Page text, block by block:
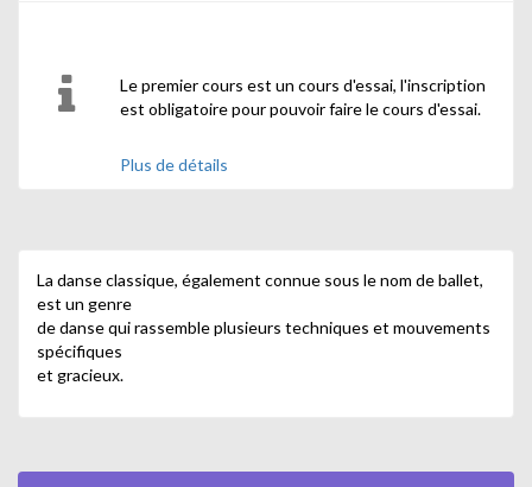
Le premier cours est un cours d'essai, l'inscription
est obligatoire pour pouvoir faire le cours d'essai.
Plus de détails
La danse classique, également connue sous le nom de ballet,
est un genre
de danse qui rassemble plusieurs techniques et mouvements
spécifiques
et gracieux.